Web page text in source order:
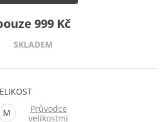
999 Kč
SKLADEM
M
Průvodce
velikostmi